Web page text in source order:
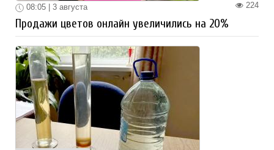
224
08:05 | 3 августа
Продажи цветов онлайн увеличились на 20%